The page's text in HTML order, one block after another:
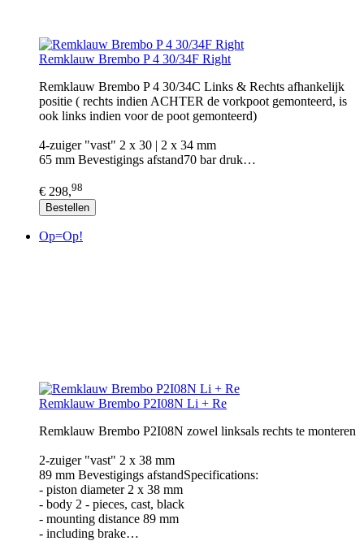
Remklauw Brembo P 4 30/34F Right
Remklauw Brembo P 4 30/34C Links & Rechts afhankelijk
positie ( rechts indien ACHTER de vorkpoot gemonteerd, is
ook links indien voor de poot gemonteerd)
4-zuiger "vast" 2 x 30 | 2 x 34 mm
65 mm Bevestigings afstand70 bar druk…
€ 298,98
Bestellen
Op=Op!
Remklauw Brembo P2I08N Li + Re
Remklauw Brembo P2I08N zowel linksals rechts te monteren
2-zuiger "vast" 2 x 38 mm
89 mm Bevestigings afstandSpecifications:
- piston diameter 2 x 38 mm
- body 2 - pieces, cast, black
- mounting distance 89 mm
- including brake…